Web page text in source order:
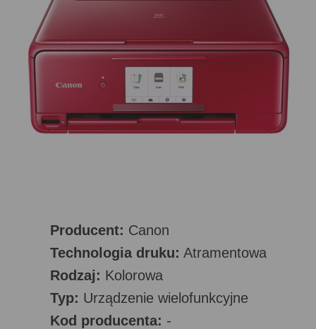
Producent: Canon
Technologia druku: Atramentowa
Rodzaj: Kolorowa
Typ: Urządzenie wielofunkcyjne
Kod producenta: -